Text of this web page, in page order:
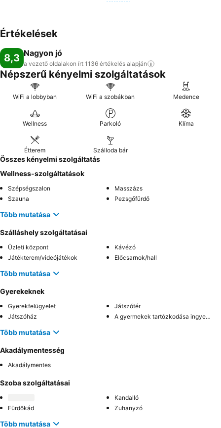
Értékelések
8,3 Nagyon jó
a vezető oldalakon írt 1136 értékelés alapján
Népszerű kényelmi szolgáltatások
WiFi a lobbyban WiFi a szobákban Medence
Wellness Parkoló Klíma
Étterem Szálloda bár
Összes kényelmi szolgáltatás
Wellness-szolgáltatások
Szépségszalon
Masszázs
Szauna
Pezsgőfürdő
Több mutatása
Szálláshely szolgáltatásai
Üzleti központ
Kávézó
Játékterem/videójátékok
Előcsarnok/hall
Több mutatása
Gyerekeknek
Gyerekfelügyelet
Játszótér
Játszóház
A gyermekek tartózkodása ingyenes
Több mutatása
Akadálymentesség
Akadálymentes
Szoba szolgáltatásai
Kandalló
Fürdőkád
Zuhanyzó
Több mutatása